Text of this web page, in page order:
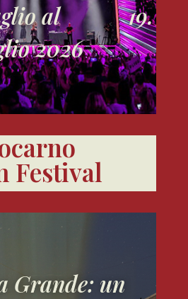
al 19.
2026
Festival
Grande: un